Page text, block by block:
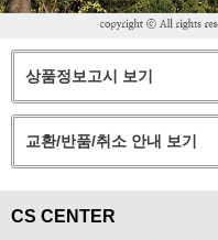
상품정보고시 보기
교환/반품/취소 안내 보기
CS CENTER